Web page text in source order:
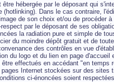
être hébergée par le déposant qui
Dans le cas contraire,
de son choix et/ou de procéder
par le déposant de ses
la radiation pure et simple de
du moindre dépôt gratuit et de
des contrôles en vue
du logo et du lien en page
effectués en accédant "en temps
Internet stockées sur des sites
ci-énoncées soient